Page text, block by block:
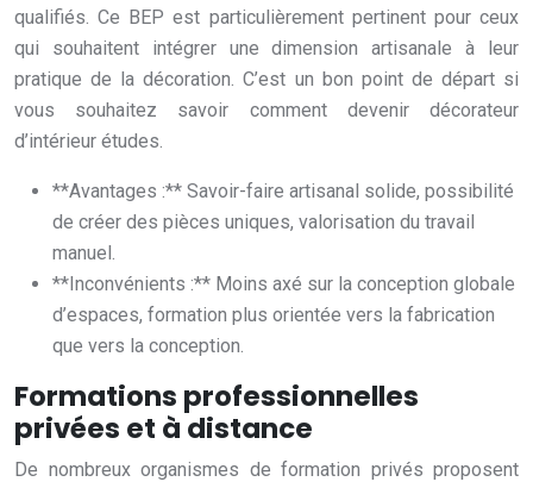
qualifiés. Ce BEP est particulièrement pertinent pour ceux
qui souhaitent intégrer une dimension artisanale à leur
pratique de la décoration. C’est un bon point de départ si
vous souhaitez savoir comment devenir décorateur
d’intérieur études.
**Avantages :** Savoir-faire artisanal solide, possibilité
de créer des pièces uniques, valorisation du travail
manuel.
**Inconvénients :** Moins axé sur la conception globale
d’espaces, formation plus orientée vers la fabrication
que vers la conception.
Formations professionnelles
privées et à distance
De nombreux organismes de formation privés proposent